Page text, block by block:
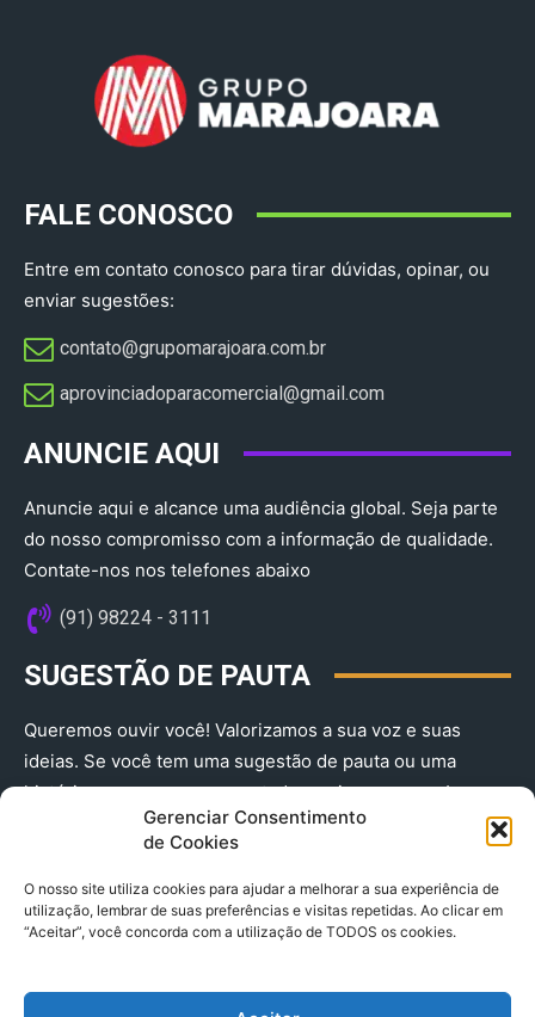
Gerenciar Consentimento
de Cookies
O nosso site utiliza cookies para ajudar a melhorar a sua experiência de
utilização, lembrar de suas preferências e visitas repetidas. Ao clicar em
“Aceitar”, você concorda com a utilização de TODOS os cookies.
FALE CONOSCO
Entre em contato conosco para tirar dúvidas, opinar, ou
enviar sugestões:
contato@grupomarajoara.com.br
aprovinciadoparacomercial@gmail.com​
ANUNCIE AQUI
Anuncie aqui e alcance uma audiência global. Seja parte
do nosso compromisso com a informação de qualidade.
Contate-nos nos telefones abaixo
(91) 98224 - 3111
SUGESTÃO DE PAUTA
Queremos ouvir você! Valorizamos a sua voz e suas
ideias. Se você tem uma sugestão de pauta ou uma
história que merece ser contada, envie-nos agora!
(91) 98224 - 3111